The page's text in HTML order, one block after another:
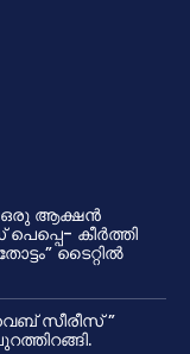
ഒരു ആക്ഷൻ
കീർത്തി
ടൈറ്റിൽ
സീരീസ് ”